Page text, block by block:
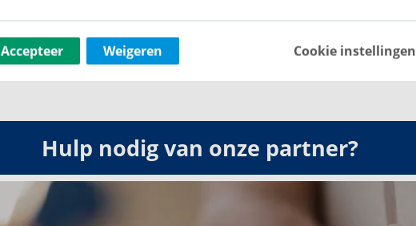
Hulp nodig van onze partner?
Accepteer Weigeren Cookie instellingen